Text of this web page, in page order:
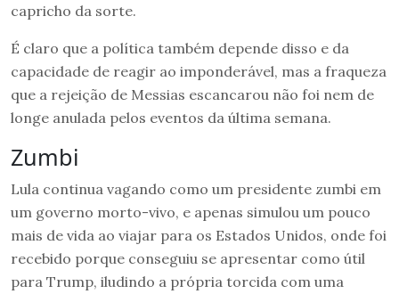
capricho da sorte.
É claro que a política também depende disso e da
capacidade de reagir ao imponderável, mas a fraqueza
que a rejeição de Messias escancarou não foi nem de
longe anulada pelos eventos da última semana.
Zumbi
Lula continua vagando como um presidente zumbi em
um governo morto-vivo, e apenas simulou um pouco
mais de vida ao viajar para os Estados Unidos, onde foi
recebido porque conseguiu se apresentar como útil
para Trump, iludindo a própria torcida com uma